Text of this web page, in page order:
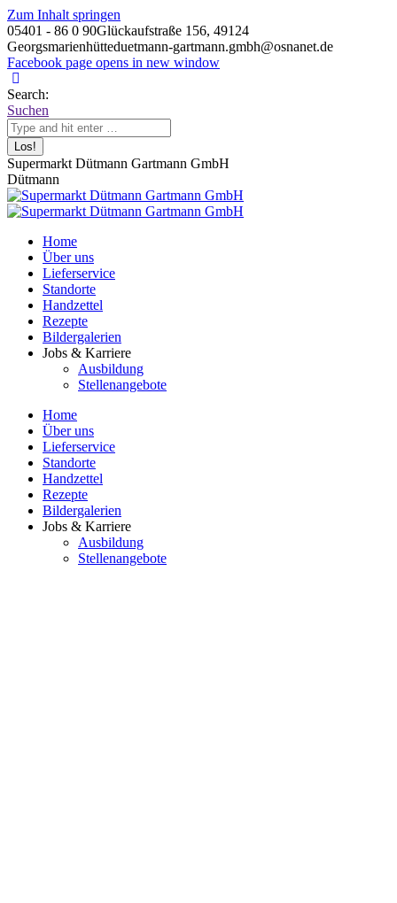
Zum Inhalt springen
05401 - 86 0 90Glückaufstraße 156, 49124
Georgsmarienhütteduetmann-gartmann.gmbh@osnanet.de
Facebook page opens in new window
Search:
Suchen
Supermarkt Dütmann Gartmann GmbH
Dütmann
Home
Über uns
Lieferservice
Standorte
Handzettel
Rezepte
Bildergalerien
Jobs & Karriere
Ausbildung
Stellenangebote
Home
Über uns
Lieferservice
Standorte
Handzettel
Rezepte
Bildergalerien
Jobs & Karriere
Ausbildung
Stellenangebote